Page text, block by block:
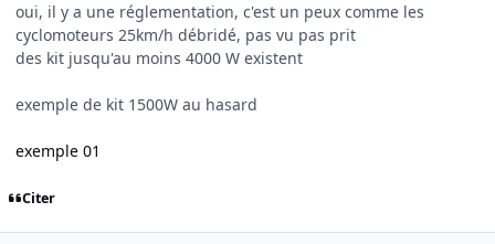
oui, il y a une réglementation, c'est un peux comme les
cyclomoteurs 25km/h débridé, pas vu pas prit
des kit jusqu'au moins 4000 W existent
exemple de kit 1500W au hasard
exemple 01
Citer